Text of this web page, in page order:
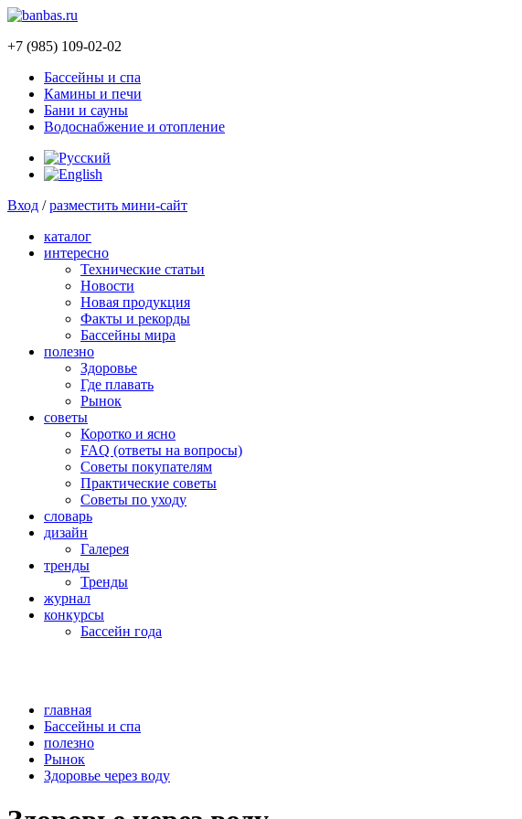
+7 (985) 109-02-02
Бассейны и спа
Камины и печи
Бани и сауны
Водоснабжение и отопление
Вход /разместить мини-сайт
каталог
интересно
Технические статьи
Новости
Новая продукция
Факты и рекорды
Бассейны мира
полезно
Здоровье
Где плавать
Рынок
советы
Коротко и ясно
FAQ (ответы на вопросы)
Советы покупателям
Практические советы
Советы по уходу
словарь
дизайн
Галерея
тренды
Тренды
журнал
конкурсы
Бассейн года
главная
Бассейны и спа
полезно
Рынок
Здоровье через воду